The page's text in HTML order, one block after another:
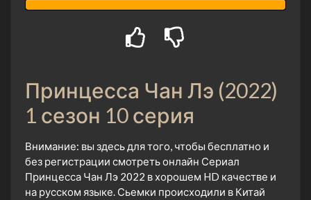
Принцесса Чан Лэ (2022)
1 сезон 10 серия
Внимание: вы здесь для того, чтобы бесплатно и
без регистрации смотреть онлайн Сериал
Принцесса Чан Лэ 2022 в хорошем HD качестве и
на русском языке. Сьемки происходили в Китай